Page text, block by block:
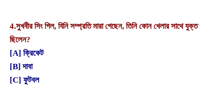
4.সুখবীর সিং গিল, যিনি সম্প্রতি মারা গেছেন, তিনি কোন খেলার সাথে যুক্ত
ছিলেন?
[A] ক্রিকেট
[B] দাবা
[C] ফুটবল